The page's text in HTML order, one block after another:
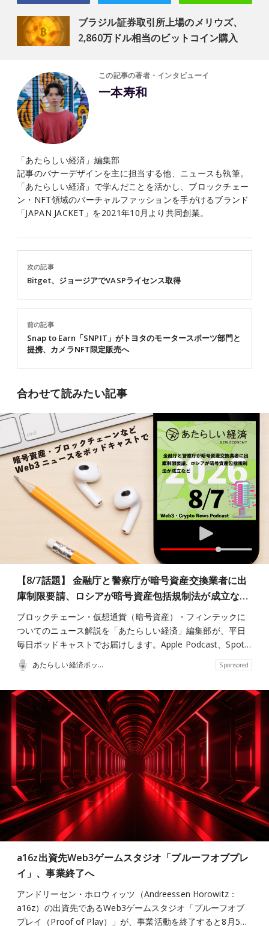
ブラジル証券取引所上場のメリウズ、
2,860万ドル相当のビットコイン購入
この記事の著者・インタビューイ
一本寿和
「あたらしい経済」編集部
記事のバナーデザインを主に担当する他、ニュースも執筆。
「あたらしい経済」で学んだことを活かし、ブロックチェー
ン・NFT領域のバーチャルファッションを手がけるブランド
「JAPAN JACKET」を2021年10月より共同創業。
前の記事
Snap to Earn「SNPIT」がトヨタのモータースポーツ部門と
提携、カメラNFT限定販売へ
次の記事
Bitget、ジョージアでVASPライセンス取得
合わせて読みたい記事
【8/7話題】 金融庁と警察庁が暗号資産交換業者に出
庫制限要請、ロシアが暗号資産包括規制法が成立な…
ブロックチェーン・仮想通貨（暗号資産）・フィンテックに
ついてのニュース解説を「あたらしい経済」編集部が、平日
毎日ポッドキャストでお届けします。Apple Podcast、Spot…
あたらしい経済ポッドキャスト Sponsored
a16z出資先Web3ゲームスタジオ「プルーフオブプレ
イ」、事業終了へ
アンドリーセン・ホロウィッツ（Andreessen Horowitz：
a16z）の出資先であるWeb3ゲームスタジオ「プルーフオブ
プレイ（Proof of Play）」が、事業活動を終了すると8月5…